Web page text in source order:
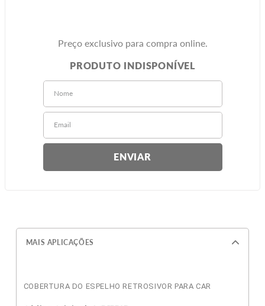
Preço exclusivo para compra online.
ENVIAR
MAIS APLICAÇÕES
COBERTURA DO ESPELHO RETROSIVOR PARA CAR